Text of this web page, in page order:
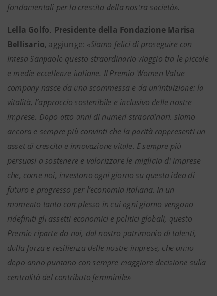
fondamentali per la crescita della nostra società».
Lella Golfo, Presidente della Fondazione Marisa
Bellisario, aggiunge: «Siamo felici di proseguire con
Intesa Sanpaolo questo straordinario viaggio tra le piccole
e medie eccellenze italiane. Il Premio Women Value
company nasce da una scommessa e da un’intuizione: la
vitalità, l’approccio sostenibile e inclusivo delle nostre
imprese. Dopo otto anni di numeri straordinari, siamo
ancora e sempre più convinti che la parità rappresenti un
asset di crescita e innovazione vitale. E sempre più
persuasi a sostenere e valorizzare le migliaia di imprese
che, come noi, investono ogni giorno su questa idea di
futuro e progresso per l’economia italiana. In un
momento tanto complesso in cui ogni giorno vengono
ridefiniti gli assetti economici e politici globali, questo
Premio riparte da noi, dal nostro patrimonio di talenti,
dalla forza e resilienza delle nostre imprese, che anno
dopo anno puntano con sempre maggiore decisione sulla
centralità del contributo femminile»